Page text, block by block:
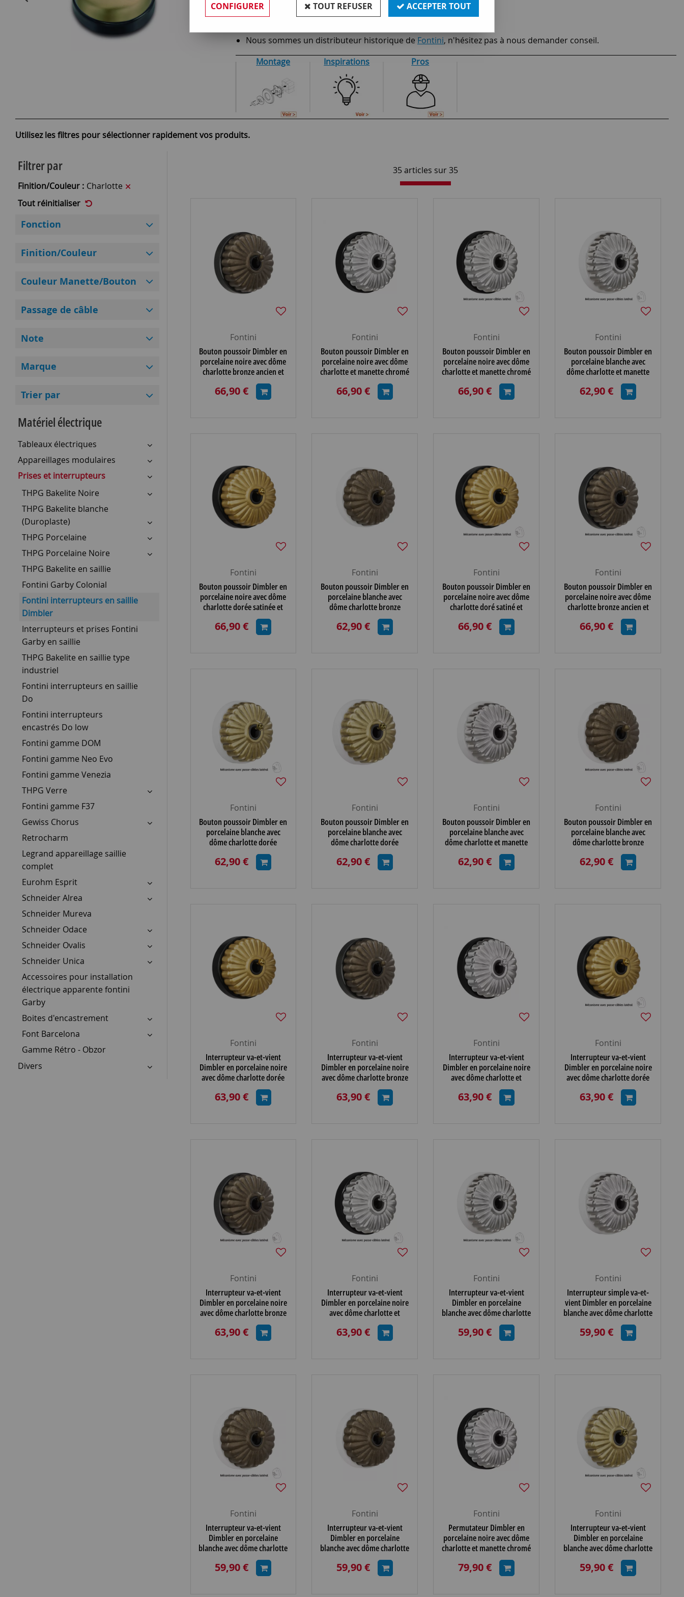
Produits de haute qualité garantis 10 ans
Nous sommes un distributeur historique de Fontini, n'hésitez pas à nous demander conseil.
Montage
Inspirations Pros
Utilisez les filtres pour sélectionner rapidement vos produits.
Filtrer par
Finition/Couleur : Charlotte
Tout réinitialiser
Fonction
Finition/Couleur
Couleur Manette/Bouton
Passage de câble
Note
Marque
Trier par
Matériel électrique
Tableaux électriques
Appareillages modulaires
Prises et interrupteurs
THPG Bakelite Noire
THPG Bakelite blanche
(Duroplaste)
THPG Porcelaine
THPG Porcelaine Noire
THPG Bakelite en saillie
Fontini Garby Colonial
Fontini interrupteurs en saillie
Dimbler
Interrupteurs et prises Fontini
Garby en saillie
THPG Bakelite en saillie type
industriel
Fontini interrupteurs en saillie
Do
Fontini interrupteurs
encastrés Do low
Fontini gamme DOM
Fontini gamme Neo Evo
Fontini gamme Venezia
THPG Verre
Fontini gamme F37
Gewiss Chorus
Retrocharm
Legrand appareillage saillie
complet
Eurohm Esprit
Schneider Alrea
Schneider Mureva
Schneider Odace
Schneider Ovalis
Schneider Unica
Accessoires pour installation
électrique apparente fontini
Garby
Boites d'encastrement
Font Barcelona
Gamme Rétro - Obzor
Divers
35 articles sur35
Fontini
Bouton poussoir Dimbler en
porcelaine noire avec dôme
charlotte bronze ancien et
manette laiton vieilli
66,90 €
Fontini
Bouton poussoir Dimbler en
porcelaine noire avec dôme
charlotte et manette chromé
brillante
66,90 €
Fontini
Bouton poussoir Dimbler en
porcelaine noire avec dôme
charlotte et manette chromé
brillante porcelaine noire,
avec passe-câble
66,90 €
Fontini
Bouton poussoir Dimbler en
porcelaine blanche avec
dôme charlotte et manette
chromés brillants, avec
passe-câbles
62,90 €
Fontini
Bouton poussoir Dimbler en
porcelaine noire avec dôme
charlotte dorée satinée et
manette dorée brillante,
66,90 €
Fontini
Bouton poussoir Dimbler en
porcelaine blanche avec
dôme charlotte bronze
ancien et manette laiton
vieilli
62,90 €
Fontini
Bouton poussoir Dimbler en
porcelaine noire avec dôme
charlotte doré satiné et
manette dorée brillante,
avec passe-câbles
66,90 €
Fontini
Bouton poussoir Dimbler en
porcelaine noire avec dôme
charlotte bronze ancien et
manette laiton vieilli, avec
passe-câbles
66,90 €
Fontini
Bouton poussoir Dimbler en
porcelaine blanche avec
dôme charlotte dorée
satinée et manette dorée
brillante porcelaine blanche,
62,90 €
Fontini
Bouton poussoir Dimbler en
porcelaine blanche avec
dôme charlotte dorée
satinée et manette dorée
brillante
62,90 €
Fontini
Bouton poussoir Dimbler en
porcelaine blanche avec
dôme charlotte et manette
chromé brillante
62,90 €
Fontini
Bouton poussoir Dimbler en
porcelaine blanche avec
dôme charlotte bronze
ancien et manette laiton
vieilli, avec passe-câbles
62,90 €
Fontini
Interrupteur va-et-vient
Dimbler en porcelaine noire
avec dôme charlotte dorée
satinée et manette dorée
brillante
63,90 €
Fontini
Interrupteur va-et-vient
Dimbler en porcelaine noire
avec dôme charlotte bronze
ancien et manette laiton
vieilli
63,90 €
Fontini
Interrupteur va-et-vient
Dimbler en porcelaine noire
avec dôme charlotte et
manette chromé brillante
63,90 €
Fontini
Interrupteur va-et-vient
Dimbler en porcelaine noire
avec dôme charlotte dorée
satinée et manette dorée
brillante, avec passe-câ
63,90 €
Fontini
Interrupteur va-et-vient
Dimbler en porcelaine noire
avec dôme charlotte bronze
ancien et manette laiton
vieilli, avec passe-câb
63,90 €
Fontini
Interrupteur va-et-vient
Dimbler en porcelaine noire
avec dôme charlotte et
manette chromé brillante,
avec passe-câbles
63,90 €
Fontini
Interrupteur va-et-vient
Dimbler en porcelaine
blanche avec dôme charlotte
et manette chromé brillante,
avec passe-câbles
59,90 €
Fontini
Interrupteur simple va-et-
vient Dimbler en porcelaine
blanche avec dôme charlotte
et manette chromé brillante
59,90 €
Fontini
Interrupteur va-et-vient
Dimbler en porcelaine
blanche avec dôme charlotte
bronze ancien et manette
laiton vieilli, avec passe-c
59,90 €
Fontini
Interrupteur va-et-vient
Dimbler en porcelaine
blanche avec dôme charlotte
bronze ancien et manette
laiton vieilli
59,90 €
Fontini
Permutateur Dimbler en
porcelaine noire avec dôme
charlotte et manette chromé
brillante
79,90 €
Fontini
Interrupteur va-et-vient
Dimbler en porcelaine
blanche avec dôme charlotte
dorée satinée et manette
dorée brillante, avec passe-
59,90 €
CONFIGURER TOUT REFUSER ACCEPTER TOUT